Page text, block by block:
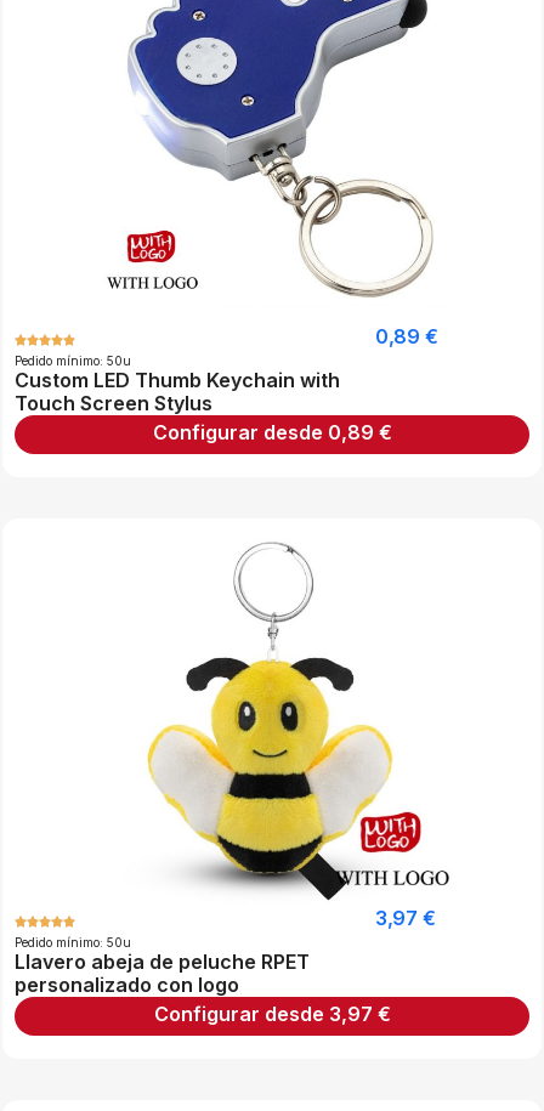
Pedido mínimo: 50u
Custom LED Thumb Keychain with
Touch Screen Stylus
0,89 €
Configurar desde 0,89 €
Pedido mínimo: 50u
Llavero abeja de peluche RPET
personalizado con logo
3,97 €
Configurar desde 3,97 €